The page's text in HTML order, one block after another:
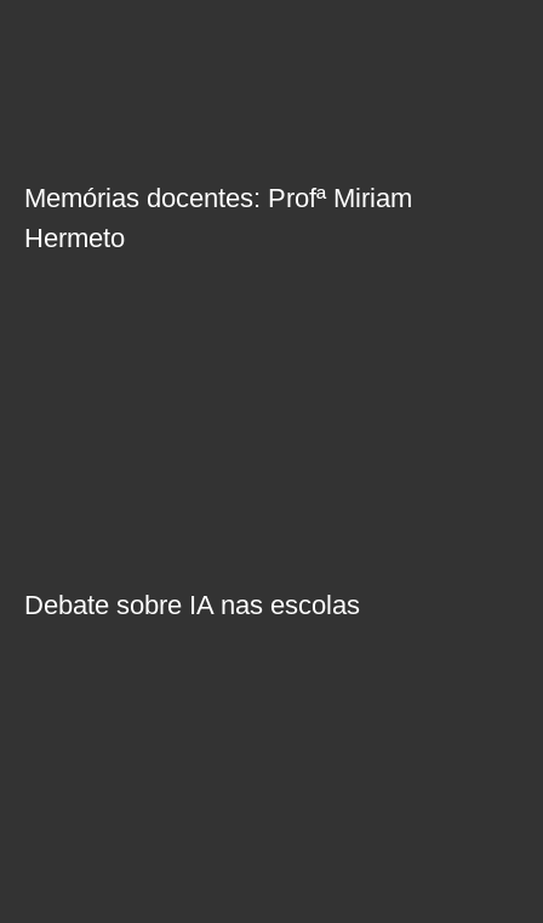
Memórias docentes: Profª Miriam
Hermeto
Debate sobre IA nas escolas